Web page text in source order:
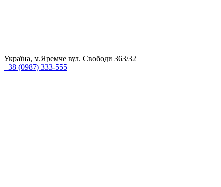
Україна, м.Яремче вул. Свободи 363/32
+38 (0987) 333-555